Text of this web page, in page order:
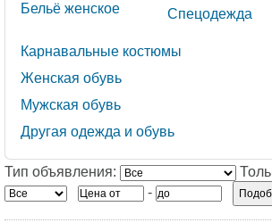
Бельё женское
Спецодежда
Карнавальные костюмы
Женская обувь
Мужская обувь
Другая одежда и обувь
Тип объявления:
-